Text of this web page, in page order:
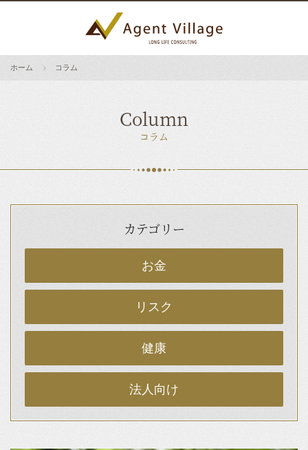
ホーム コラム
Column
コラム
カテゴリー
お金
リスク
健康
法人向け